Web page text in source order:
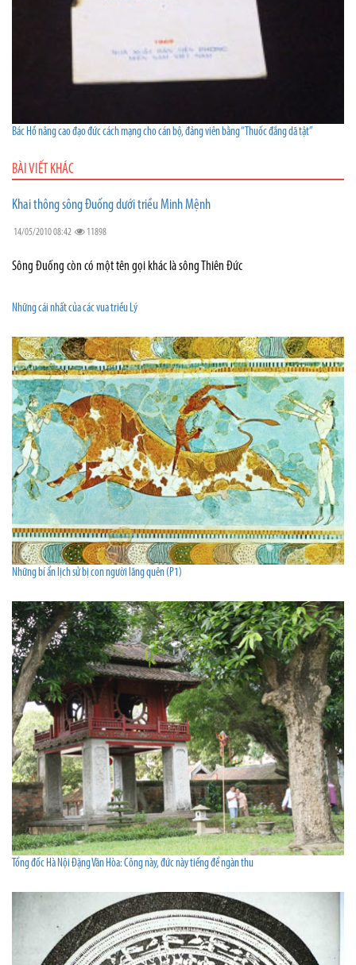
Bác Hồ nâng cao đạo đức cách mạng cho cán bộ, đảng viên bằng “Thuốc đắng dã tật”
BÀI VIẾT KHÁC
Khai thông sông Đuống dưới triều Minh Mệnh
14/05/2010 08:42 11898
Sông Đuống còn có một tên gọi khác là sông Thiên Đức
Những cái nhất của các vua triều Lý
Những bí ẩn lịch sử bị con người lãng quên (P1)
Tổng đốc Hà Nội Đặng Văn Hòa: Công này, đức này tiếng để ngàn thu